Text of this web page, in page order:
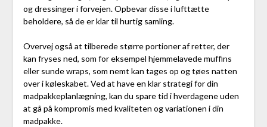
og dressinger i forvejen. Opbevar disse i lufttætte
beholdere, så de er klar til hurtig samling.
Overvej også at tilberede større portioner af retter, der
kan fryses ned, som for eksempel hjemmelavede muffins
eller sunde wraps, som nemt kan tages op og tøes natten
over i køleskabet. Ved at have en klar strategi for din
madpakkeplanlægning, kan du spare tid i hverdagene uden
at gå på kompromis med kvaliteten og variationen i din
madpakke.